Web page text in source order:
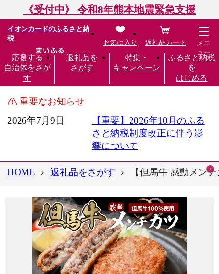
《受付中》 令和8年熊本地震緊急支援
イオンカードのふるさと納
税
応援する
自治体をさが
す
返礼品を
さがす
特集・
キャンペーン
ふるさと納税
を
はじめる
お気に入り 返礼品カート
メニ
ュー
重要なお知らせ
2026年7月9日
【重要】2026年10月のふる
さと納税制度改正に伴う影
響について
HOME 返礼品をさがす 【但馬牛 感動メン